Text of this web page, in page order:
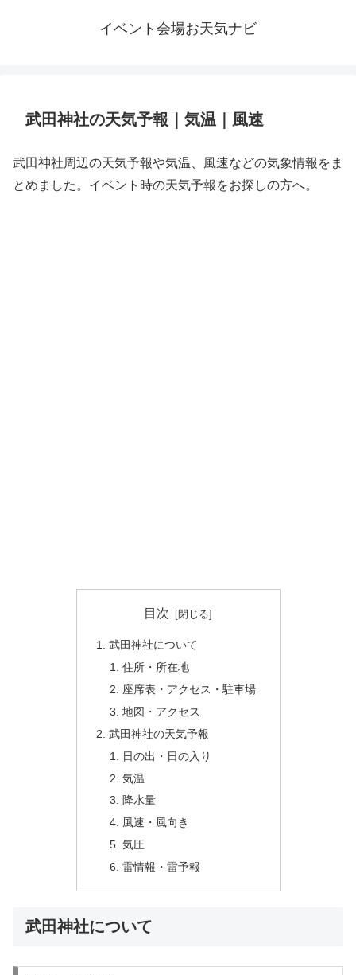
イベント会場お天気ナビ
武田神社の天気予報｜気温｜風速
武田神社周辺の天気予報や気温、風速などの気象情報をま
とめました。イベント時の天気予報をお探しの方へ。
目次
武田神社について
住所・所在地
座席表・アクセス・駐車場
地図・アクセス
武田神社の天気予報
日の出・日の入り
気温
降水量
風速・風向き
気圧
雷情報・雷予報
武田神社について